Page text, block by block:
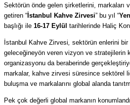
Sektörün önde gelen şirketlerini, markaları
getiren “ İstanbul Kahve Zirvesi” bu yıl “
başlığı ile 16-17 Eylül tarihlerinde Haliç
İstanbul Kahve Zirvesi, sektörün enlerini
geleceğineyön veren vizyon ve stratejilerin
organizasyonu da beraberinde
markalar, kahve zirvesi süresince sektörel
buluşma ve markalarını global alanda
Pek çok değerli global markanın